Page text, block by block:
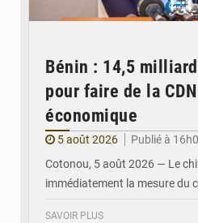
Bénin : 14,5
pour faire de la
économique
5 août 2026
Publié à
Cotonou, 5 août 2026 — Le
immédiatement la mesure du
SAVOIR PLUS